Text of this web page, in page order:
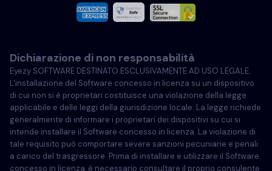
Italiano
Portoghese
Türkçe
Polski
Dichiarazione di non responsabilità
Eyezy SOFTWARE DESTINATO ESCLUSIVAMENTE AD USO LEGALE.
L'installazione del Software concesso in licenza su un dispositivo
di cui non si è proprietari costituisce una violazione della legge
applicabile e delle leggi della giurisdizione locale. La legge richiede
generalmente di informare i proprietari dei dispositivi su cui si
intende installare il Software concesso in licenza. La violazione di
tale requisito può comportare severe sanzioni pecuniarie e penali
a carico del trasgressore. Prima di installare e utilizzare il Software
concesso in licenza, è necessario consultare il proprio consulente